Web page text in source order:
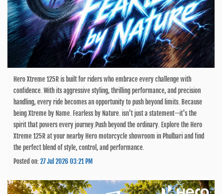
Hero Xtreme 125R is built for riders who embrace every challenge with
confidence. With its aggressive styling, thrilling performance, and precision
handling, every ride becomes an opportunity to push beyond limits. Because
being Xtreme by Name. Fearless by Nature. isn't just a statement—it's the
spirit that powers every journey.Push beyond the ordinary. Explore the Hero
Xtreme 125R at your nearby Hero motorcycle showroom in Phulbari and find
the perfect blend of style, control, and performance.
Posted on:27 Jul 2026 03:21 PM